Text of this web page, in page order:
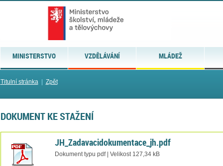
MINISTERSTVO VZDĚLÁVÁNÍ MLÁDEŽ
Titulní stránka| Zpět
DOKUMENT KE STAŽENÍ
JH_Zadavacidokumentace_jh.pdf
Dokument typu pdf | Velikost 127,34 kB